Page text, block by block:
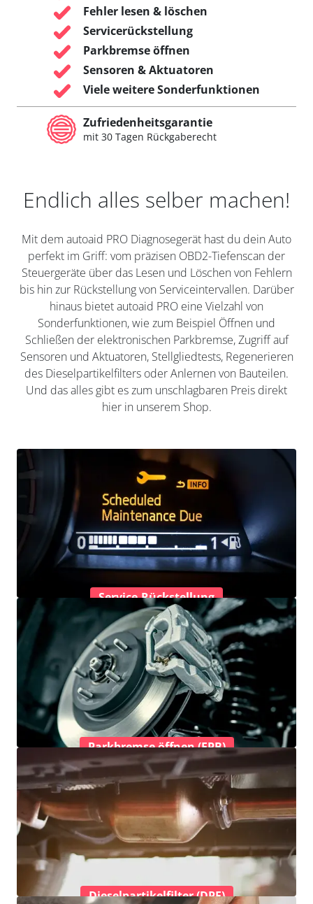
Fehler lesen & löschen
Servicerückstellung
Parkbremse öffnen
Sensoren & Aktuatoren
Viele weitere Sonderfunktionen
Zufriedenheitsgarantie
mit 30 Tagen Rückgaberecht
Endlich alles selber machen!
Mit dem autoaid PRO Diagnosegerät hast du dein Auto
perfekt im Griff: vom präzisen OBD2-Tiefenscan der
Steuergeräte über das Lesen und Löschen von Fehlern
bis hin zur Rückstellung von Serviceintervallen. Darüber
hinaus bietet autoaid PRO eine Vielzahl von
Sonderfunktionen, wie zum Beispiel Öffnen und
Schließen der elektronischen Parkbremse, Zugriff auf
Sensoren und Aktuatoren, Stellgliedtests, Regenerieren
des Dieselpartikelfilters oder Anlernen von Bauteilen.
Und das alles gibt es zum unschlagbaren Preis direkt
hier in unserem Shop.
Service-Rückstellung
Parkbremse öffnen (EPB)
Dieselpartikelfilter (DPF)